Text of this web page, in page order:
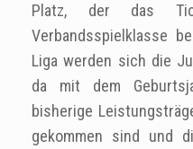
Platz, der das
Verbandsspielklasse
Liga werden sich die
da mit dem
bisherige
gekommen sind und